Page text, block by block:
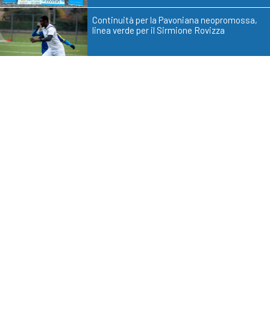
Continuità per la Pavoniana neopromossa,
linea verde per il Sirmione Rovizza